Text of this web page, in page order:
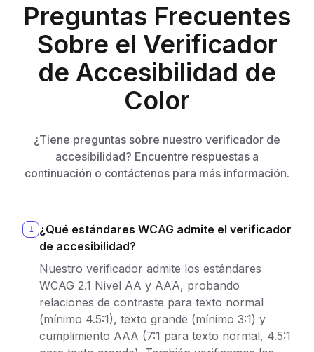
Preguntas Frecuentes
Sobre el Verificador
de Accesibilidad de
Color
¿Tiene preguntas sobre nuestro verificador de
accesibilidad? Encuentre respuestas a
continuación o contáctenos para más información.
1
¿Qué estándares WCAG admite el verificador
de accesibilidad?
Nuestro verificador admite los estándares
WCAG 2.1 Nivel AA y AAA, probando
relaciones de contraste para texto normal
(mínimo 4.5:1), texto grande (mínimo 3:1) y
cumplimiento AAA (7:1 para texto normal, 4.5:1